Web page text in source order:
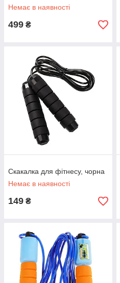
Немає в наявності
499 ₴
Скакалка для фітнесу, чорна
Немає в наявності
149 ₴